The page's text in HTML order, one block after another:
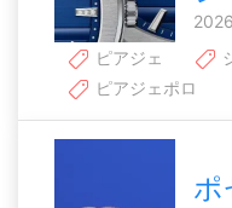
ピアジェ
ピアジェポロ
ポ